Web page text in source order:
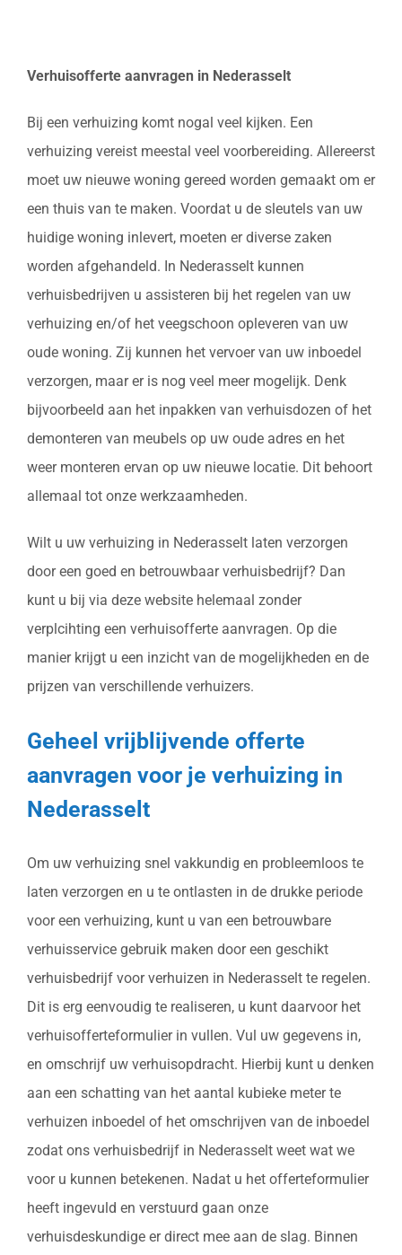
Verhuisofferte aanvragen in Nederasselt
Bij een verhuizing komt nogal veel kijken. Een
verhuizing vereist meestal veel voorbereiding. Allereerst
moet uw nieuwe woning gereed worden gemaakt om er
een thuis van te maken. Voordat u de sleutels van uw
huidige woning inlevert, moeten er diverse zaken
worden afgehandeld. In Nederasselt kunnen
verhuisbedrijven u assisteren bij het regelen van uw
verhuizing en/of het veegschoon opleveren van uw
oude woning. Zij kunnen het vervoer van uw inboedel
verzorgen, maar er is nog veel meer mogelijk. Denk
bijvoorbeeld aan het inpakken van verhuisdozen of het
demonteren van meubels op uw oude adres en het
weer monteren ervan op uw nieuwe locatie. Dit behoort
allemaal tot onze werkzaamheden.
Wilt u uw verhuizing in Nederasselt laten verzorgen
door een goed en betrouwbaar verhuisbedrijf? Dan
kunt u bij via deze website helemaal zonder
verplcihting een verhuisofferte aanvragen. Op die
manier krijgt u een inzicht van de mogelijkheden en de
prijzen van verschillende verhuizers.
Geheel vrijblijvende offerte
aanvragen voor je verhuizing in
Nederasselt
Om uw verhuizing snel vakkundig en probleemloos te
laten verzorgen en u te ontlasten in de drukke periode
voor een verhuizing, kunt u van een betrouwbare
verhuisservice gebruik maken door een geschikt
verhuisbedrijf voor verhuizen in Nederasselt te regelen.
Dit is erg eenvoudig te realiseren, u kunt daarvoor het
verhuisofferteformulier in vullen. Vul uw gegevens in,
en omschrijf uw verhuisopdracht. Hierbij kunt u denken
aan een schatting van het aantal kubieke meter te
verhuizen inboedel of het omschrijven van de inboedel
zodat ons verhuisbedrijf in Nederasselt weet wat we
voor u kunnen betekenen. Nadat u het offerteformulier
heeft ingevuld en verstuurd gaan onze
verhuisdeskundige er direct mee aan de slag. Binnen